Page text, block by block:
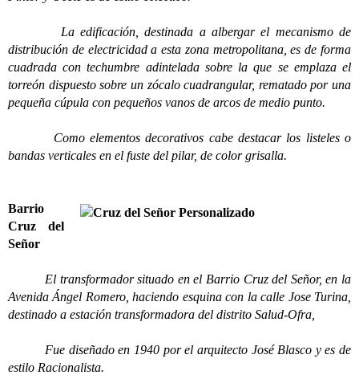
La edificación, destinada a albergar el mecanismo de
distribución de electricidad a esta zona metropolitana, es de forma
cuadrada con techumbre adintelada sobre la que se emplaza el
torreón dispuesto sobre un zócalo cuadrangular, rematado por una
pequeña cúpula con pequeños vanos de arcos de medio punto.
Como elementos decorativos cabe destacar los listeles o
bandas verticales en el fuste del pilar, de color grisalla.
Barrio
Cruz del
Señor
El transformador situado en el Barrio Cruz del Señor, en la
Avenida Ángel Romero, haciendo esquina con la calle Jose Turina,
destinado a estación transformadora del distrito Salud-Ofra,
Fue diseñado en 1940 por el arquitecto José Blasco y es de
estilo Racionalista.